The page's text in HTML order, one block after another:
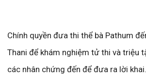
Chính quyền đưa thi thể bà Pathum
Thani để khám nghiệm tử thi và triệu
các nhân chứng đến để đưa ra lời khai.